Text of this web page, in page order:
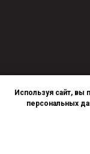
Используя сайт, вы
персональных